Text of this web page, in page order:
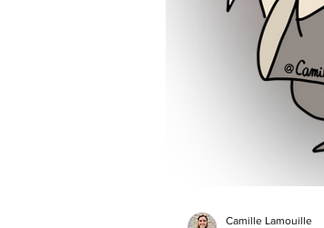
Camille Lamouille